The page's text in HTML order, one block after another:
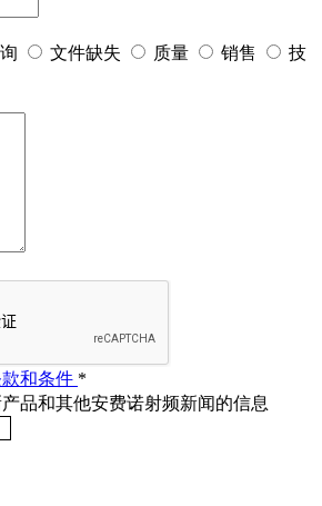
文件缺失 质量 销售
技
和条件 *
品和其他安费诺射频新闻的信息